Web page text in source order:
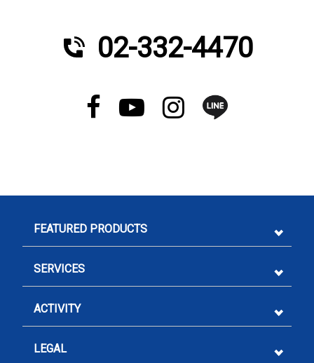
02-332-4470
FEATURED PRODUCTS
SERVICES
ACTIVITY
LEGAL